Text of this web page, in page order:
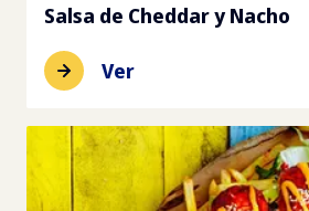
Salsa de Cheddar y Nacho
Ver